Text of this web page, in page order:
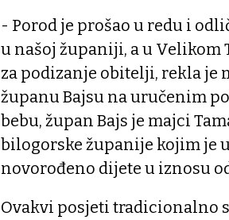
- Porod je prošao u redu i
u našoj županiji, a u Velikom
za podizanje obitelji, rekla je
županu Bajsu na uručenim
bebu, župan Bajs je majci
bilogorske županije kojim je
novorođeno dijete u iznosu
Ovakvi posjeti tradicionalno